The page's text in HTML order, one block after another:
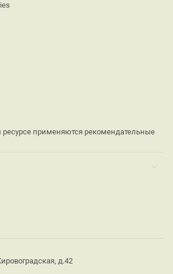
применяются рекомендательные
д.42